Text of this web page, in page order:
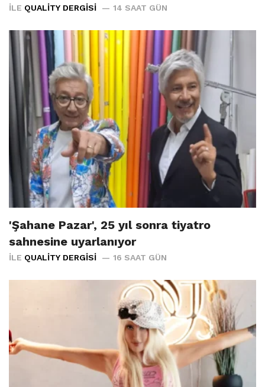
İLE QUALITY DERGISI 14 SAAT GÜN
'Şahane Pazar', 25 yıl sonra tiyatro
sahnesine uyarlanıyor
İLE QUALITY DERGISI 16 SAAT GÜN